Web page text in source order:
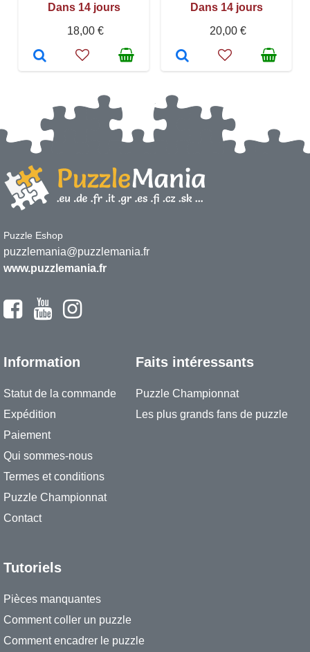
Dans 14 jours
18,00 €
Dans 14 jours
20,00 €
Puzzle Eshop
puzzlemania@puzzlemania.fr
www.puzzlemania.fr
Information
Statut de la commande
Expédition
Paiement
Qui sommes-nous
Termes et conditions
Puzzle Championnat
Contact
Faits intéressants
Puzzle Championnat
Les plus grands fans de puzzle
Tutoriels
Pièces manquantes
Comment coller un puzzle
Comment encadrer le puzzle